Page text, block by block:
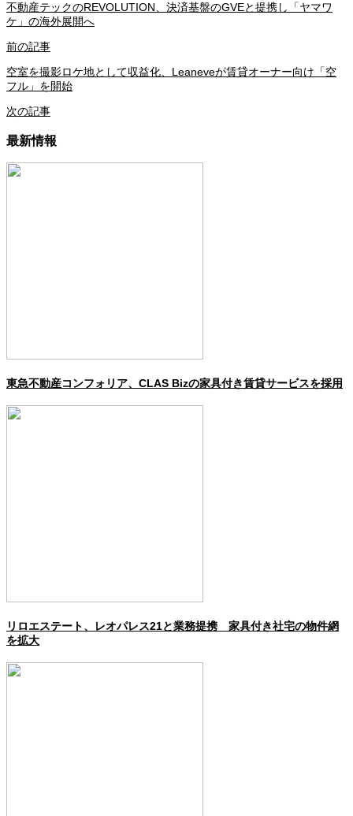
不動産テックのREVOLUTION、決済基盤のGVEと提携し「ヤマワ
ケ」の海外展開へ
前の記事
空室を撮影ロケ地として収益化、Leaneveが賃貸オーナー向け「空
フル」を開始
次の記事
最新情報
東急不動産コンフォリア、CLAS Bizの家具付き賃貸サービスを採用
リロエステート、レオパレス21と業務提携 家具付き社宅の物件網
を拡大